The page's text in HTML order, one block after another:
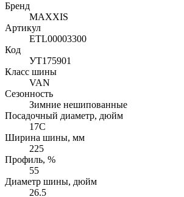
Бренд
MAXXIS
Артикул
ETL00003300
Код
УТ175901
Класс шины
VAN
Сезонность
Зимние нешипованные
Посадочный диаметр, дюйм
17C
Ширина шины, мм
225
Профиль, %
55
Диаметр шины, дюйм
26.5